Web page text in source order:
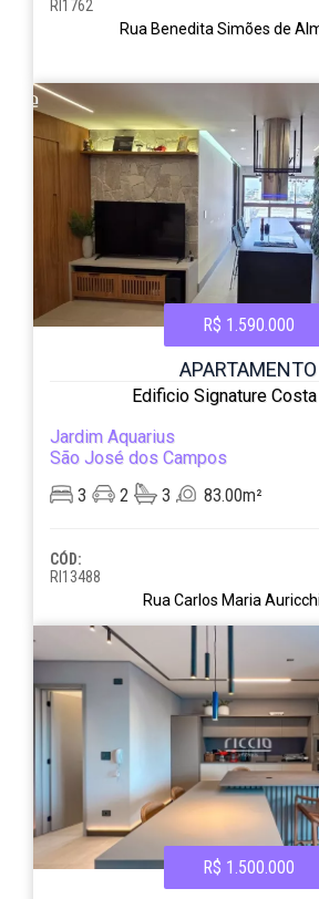
RI1762
Rua Benedita Simões de
R$ 1.590.000
APARTAMENTO
Edificio Signature
Jardim Aquarius
São José dos Campos
3
2 3 83.00m²
CÓD:
RI13488
Rua Carlos Maria
R$ 1.500.000